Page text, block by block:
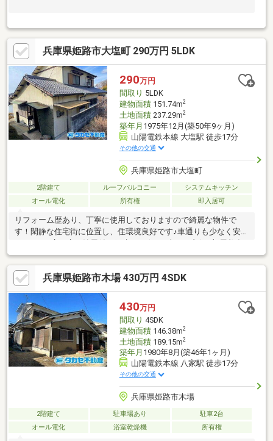
兵庫県姫路市大塩町 290万円 5LDK
290万円
間取り 5LDK
建物面積151.74m2
土地面積237.29m2
築年月 1975年12月(築50年9ヶ月)
山陽電鉄本線 大塩駅 徒歩17分
その他の交通
兵庫県姫路市大塩町
2階建て ルーフバルコニー
システムキッチン
オール電化
所有権 即入居可
リフォーム歴あり、丁寧に使用しておりますので綺麗な物件で
す！閑静な住宅街に位置し、住環境良好です♪車通りも少なく安心
できます♪広い庭と納屋付の戸建です☆●日当たり良好●部屋数多
数あり●庭・納屋付き物件のご案内、詳細は０１２０－７２２－
５５５タカセ不動産姫路店までお気軽にお問合せ下さい♪ご連絡心
よりお待ちしております(^_^)v
兵庫県姫路市木場 430万円 4SDK
430万円
間取り 4SDK
建物面積146.38m2
土地面積189.15m2
築年月 1980年8月(築46年1ヶ月)
山陽電鉄本線 八家駅 徒歩17分
その他の交通
兵庫県姫路市木場
2階建て 駐車場あり
駐車2台
オール電化
浴室乾燥機 所有権